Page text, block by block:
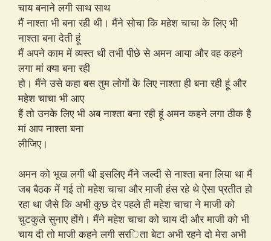
चाय बनाने लगी साथ साथ
मैं नाश्ता भी बना रही थी। मैंने सोचा कि महेश चाचा के लिए भी
नाश्ता बना देती हूं
मैं अपने काम में व्यस्त थी तभी पीछे से अमन आया और वह कहने
लगा मां क्या बना रही
हो। मैंने उसे कहा बस तुम लोगों के लिए नाश्ता ही बना रही हूं और
महेश चाचा भी आए
हैं तो उनके लिए भी अब नाश्ता बना रही हूं अमन कहने लगा ठीक है
मां आप नाश्ता बना
लीजिए।
अमन को भूख लगी थी इसलिए मैंने जल्दी से नाश्ता बना लिया था मैं
जब बैठक में गई तो महेश चाचा और माजी हंस रहे थे ऐसा प्रतीत हो
रहा था जैसे कि अभी कुछ देर पहले ही महेश चाचा ने माजी को
चुटकुले सुनाए होंगे। मैंने महेश चाचा को चाय दी और माजी को भी
चाय दी तो माजी कहने लगी सरिता बेटा अभी रहने दो मेरा अभी